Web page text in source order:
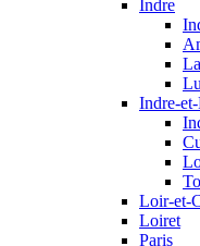
Indre
Indre-
Loir-et-
Loiret
Paris